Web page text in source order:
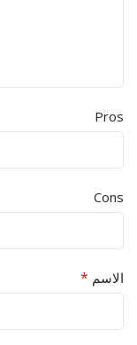
Pros
Cons
الاسم *